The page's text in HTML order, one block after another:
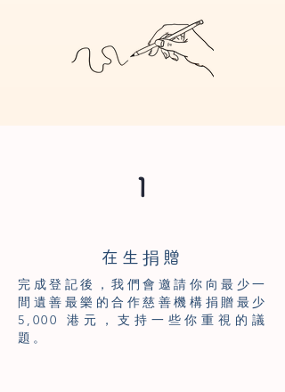
1
在生捐贈
完成登記後，我們會邀請你向最少一
間遺善最樂的合作慈善機構捐贈最少
5,000 港元，支持一些你重視的議
題。